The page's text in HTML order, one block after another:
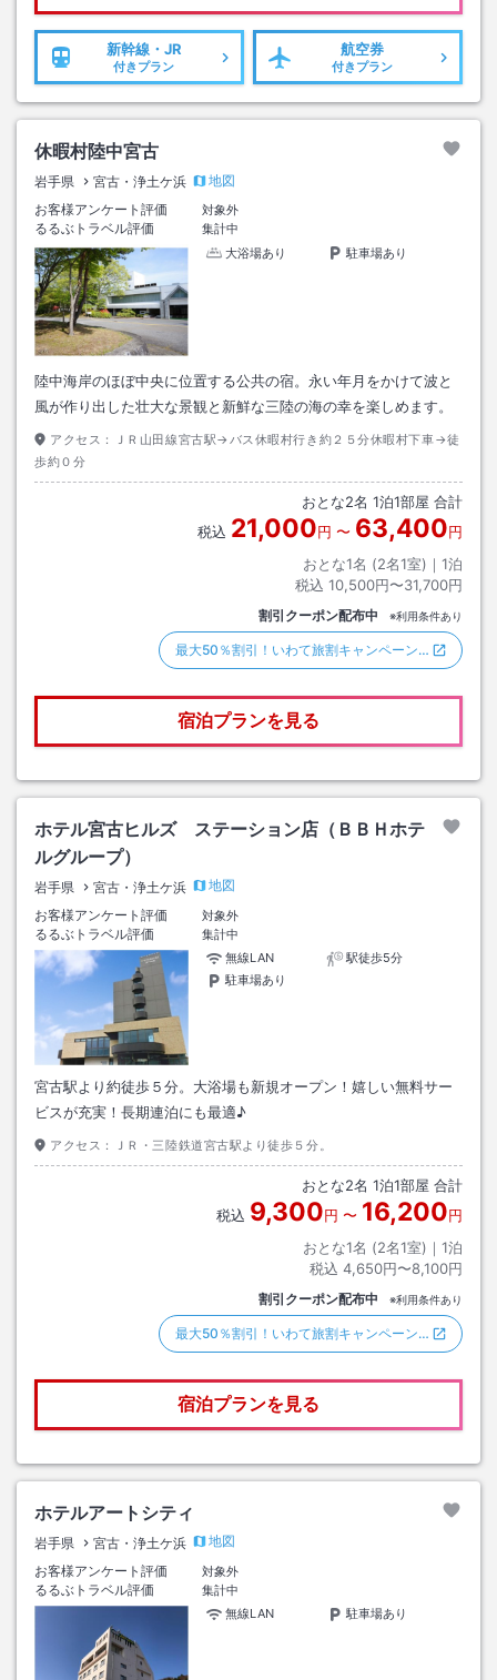
新幹線・JR
付きプラン
航空券
付きプラン
休暇村陸中宮古
岩手県 宮古・浄土ケ浜
地図
お客様アンケート評価
対象外
るるぶトラベル評価
集計中
大浴場あり
駐車場あり
陸中海岸のほぼ中央に位置する公共の宿。永い年月をかけて波と
風が作り出した壮大な景観と新鮮な三陸の海の幸を楽しめます。
アクセス：
ＪＲ山田線宮古駅→バス休暇村行き約２５分休暇村下車→徒
歩約０分
おとな2名 1泊1部屋 合計
税込 21,000円 〜 63,400円
おとな1名 (2名1室)｜ 1泊
税込 10,500円〜31,700円
割引クーポン配布中 ※利用条件あり
最大50％割引！いわて旅割キャンペーン…
宿泊プランを見る
ホテル宮古ヒルズ ステーション店（ＢＢＨホテ
ルグループ）
岩手県 宮古・浄土ケ浜
地図
お客様アンケート評価
対象外
るるぶトラベル評価
集計中
無線LAN
駅徒歩5分
駐車場あり
宮古駅より約徒歩５分。大浴場も新規オープン！嬉しい無料サー
ビスが充実！長期連泊にも最適♪
アクセス： ＪＲ・三陸鉄道宮古駅より徒歩５分。
おとな2名 1泊1部屋 合計
税込 9,300円 〜 16,200円
おとな1名 (2名1室)｜ 1泊
税込 4,650円〜8,100円
割引クーポン配布中 ※利用条件あり
最大50％割引！いわて旅割キャンペーン…
宿泊プランを見る
ホテルアートシティ
岩手県 宮古・浄土ケ浜
地図
お客様アンケート評価
対象外
るるぶトラベル評価
集計中
無線LAN
駐車場あり